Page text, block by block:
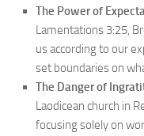
The Power of
Lamentations 3:25,
us according to our
set boundaries on
The Danger of
Laodicean church in
focusing solely on